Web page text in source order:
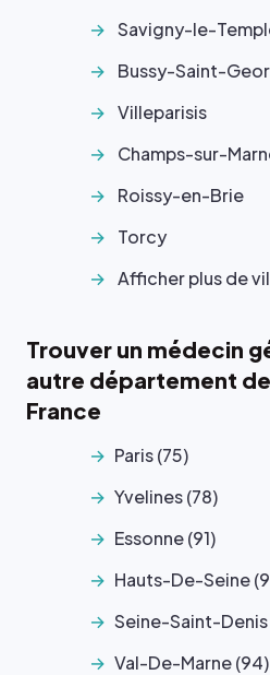
Savigny-le-
Bussy-Saint-
Villeparisis
Champs-sur-
Roissy-en-Brie
Torcy
Afficher plus de
Trouver un médecin
autre département
France
Paris (75)
Yvelines (78)
Essonne (91)
Hauts-De-Seine
Seine-Saint-Denis
Val-De-Marne (94)